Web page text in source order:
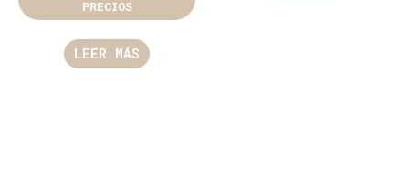
PRECIOS
LEER MÁS